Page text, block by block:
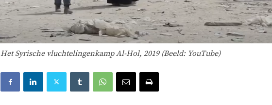
Het Syrische vluchtelingenkamp Al-Hol, 2019 (Beeld: YouTube)